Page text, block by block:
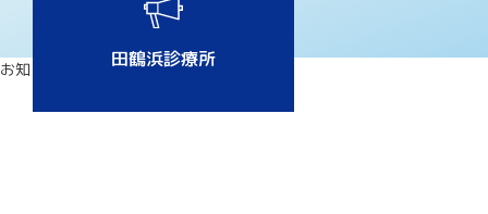
田鶴浜診療所
お知らせはありません。